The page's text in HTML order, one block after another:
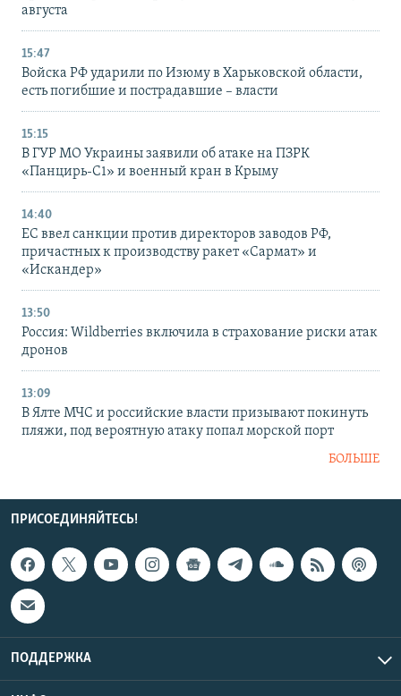
августа
15:47
Войска РФ ударили по Изюму в Харьковской области,
есть погибшие и пострадавшие – власти
15:15
В ГУР МО Украины заявили об атаке на ПЗРК
«Панцирь-С1» и военный кран в Крыму
14:40
ЕС ввел санкции против директоров заводов РФ,
причастных к производству ракет «Сармат» и
«Искандер»
13:50
Россия: Wildberries включила в страхование риски атак
дронов
13:09
В Ялте МЧС и российские власти призывают покинуть
пляжи, под вероятную атаку попал морской порт
БОЛЬШЕ
ПРИСОЕДИНЯЙТЕСЬ!
ПОДДЕРЖКА